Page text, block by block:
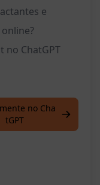
e
no ChatGPT
no Cha
tGPT